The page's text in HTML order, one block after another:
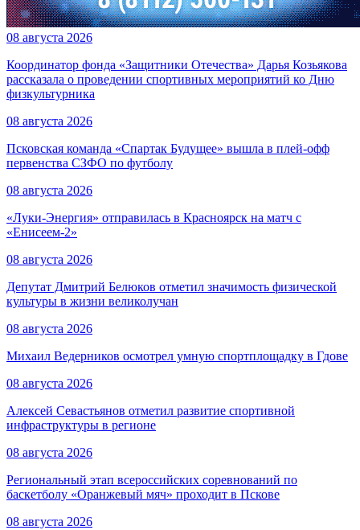
08 августа 2026
Координатор фонда «Защитники Отечества» Дарья Козьякова
рассказала о проведении спортивных мероприятий ко Дню
физкультурника
08 августа 2026
Псковская команда «Спартак Будущее» вышла в плей-офф
первенства СЗФО по футболу
08 августа 2026
«Луки-Энергия» отправилась в Красноярск на матч с
«Енисеем-2»
08 августа 2026
Депутат Дмитрий Белюков отметил значимость физической
культуры в жизни великолучан
08 августа 2026
Михаил Ведерников осмотрел умную спортплощадку в Гдове
08 августа 2026
Алексей Севастьянов отметил развитие спортивной
инфраструктуры в регионе
08 августа 2026
Региональный этап всероссийских соревнований по
баскетболу «Оранжевый мяч» проходит в Пскове
08 августа 2026